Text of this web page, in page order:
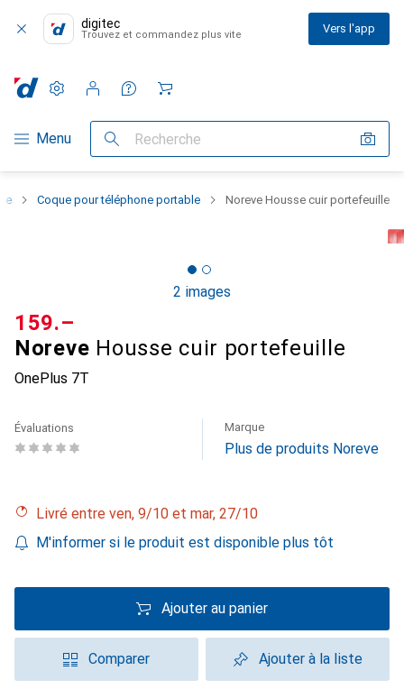
digitec
Trouvez et commandez plus vite Vers l'app
Navigation par catégorie
Menu Recherche
Paramètres
Compte client
Listes de comparaison
Listes d'envies
Panier
Coque pour téléphone portable Noreve Housse cuir portefeuille
2 images
Noreve Housse cuir portefeuille
OnePlus 7T
CHF
159.–
Évaluations Marque
Plus de produits Noreve
Livré entre ven, 9/10 et mar, 27/10
M'informer si le produit est disponible plus tôt
Ajouter au panier
Comparer Ajouter à la liste